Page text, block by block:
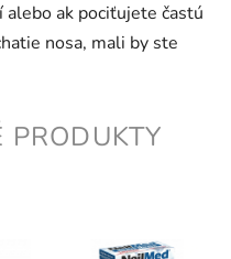
ak pociťujete častú
nosa, mali by ste
PRODUKTY